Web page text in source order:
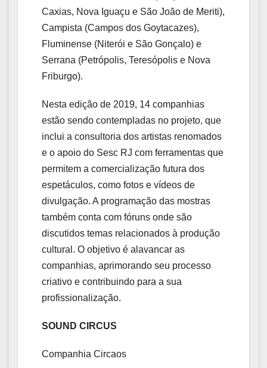
Caxias, Nova Iguaçu e São João de Meriti),
Campista (Campos dos Goytacazes),
Fluminense (Niterói e São Gonçalo) e
Serrana (Petrópolis, Teresópolis e Nova
Friburgo).
Nesta edição de 2019, 14 companhias
estão sendo contempladas no projeto, que
inclui a consultoria dos artistas renomados
e o apoio do Sesc RJ com ferramentas que
permitem a comercialização futura dos
espetáculos, como fotos e vídeos de
divulgação. A programação das mostras
também conta com fóruns onde são
discutidos temas relacionados à produção
cultural. O objetivo é alavancar as
companhias, aprimorando seu processo
criativo e contribuindo para a sua
profissionalização.
SOUND CIRCUS
Companhia Circaos